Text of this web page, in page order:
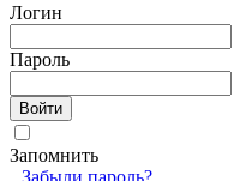
Логин
Пароль
Запомнить
Забыли пароль?